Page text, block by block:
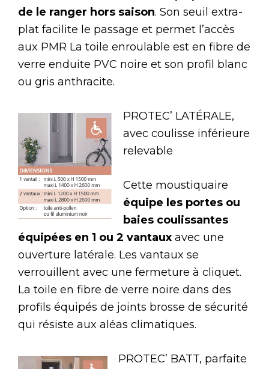
de le ranger hors saison. Son seuil extra-
plat facilite le passage et permet l’accès
aux PMR La toile enroulable est en fibre de
verre enduite PVC noire et son profil blanc
ou gris anthracite.
PROTEC’ LATÉRALE,
avec coulisse inférieure
relevable
Cette moustiquaire
équipe les portes ou
baies coulissantes
équipées en 1 ou 2 vantaux avec une
ouverture latérale. Les vantaux se
verrouillent avec une fermeture à cliquet.
La toile en fibre de verre noire dans des
profils équipés de joints brosse de sécurité
qui résiste aux aléas climatiques.
PROTEC’ BATT, parfaite